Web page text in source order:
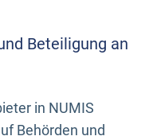
Beteiligung an
in NUMIS
Behörden und